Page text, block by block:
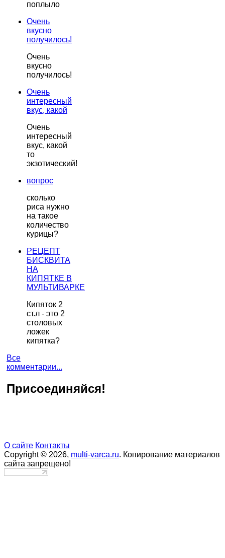
поплыло
Очень
вкусно
получилось!
Очень
вкусно
получилось!
Очень
интересный
вкус, какой
Очень
интересный
вкус, какой
то
экзотический!
вопрос
сколько
риса нужно
на такое
количество
курицы?
РЕЦЕПТ
БИСКВИТА
НА
КИПЯТКЕ В
МУЛЬТИВАРКЕ
Кипяток 2
ст.л - это 2
столовых
ложек
кипятка?
Все
комментарии...
Присоединяйся!
О сайте Контакты
Copyright © 2026, multi-varca.ru. Копирование материалов
сайта запрещено!